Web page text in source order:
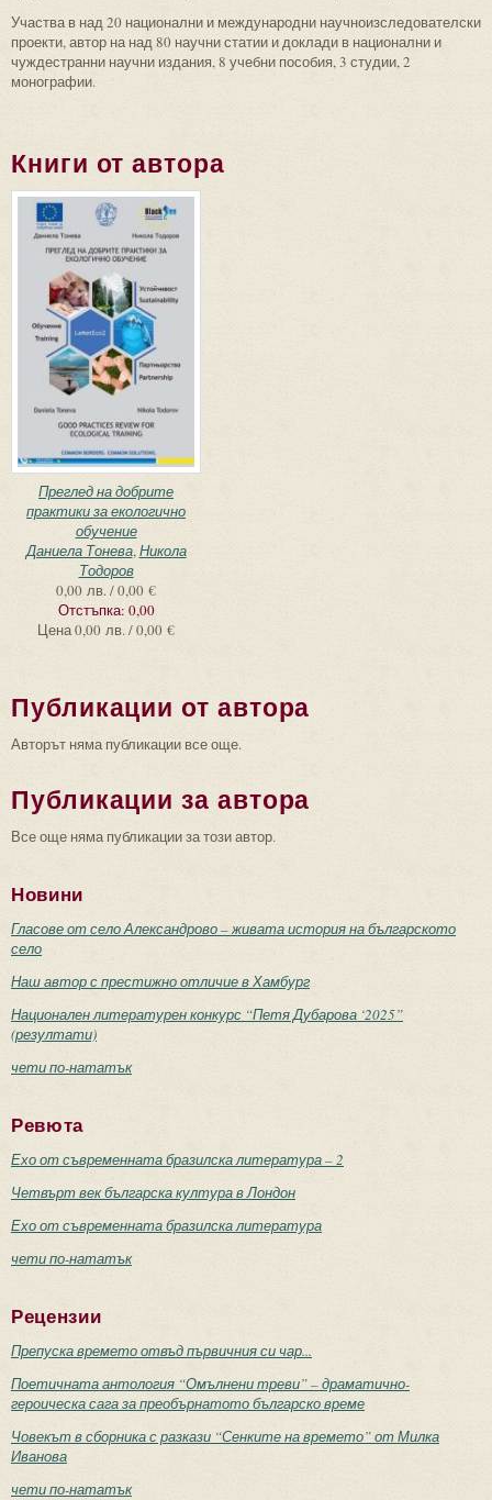
Участва в над 20 национални и международни научноизследователски
проекти, автор на над 80 научни статии и доклади в национални и
чуждестранни научни издания, 8 учебни пособия, 3 студии, 2
монографии.
Книги от автора
Преглед на добрите
практики за екологично
обучение
Даниела Тонева,Никола
Тодоров
0,00 лв. / 0,00 €
Отстъпка: 0,00
Цена0,00 лв. / 0,00 €
Публикации от автора
Авторът няма публикации все още.
Публикации за автора
Все още няма публикации за този автор.
Новини
Гласове от село Александрово – живата история на българското
село
Наш автор с престижно отличие в Хамбург
Национален литературен конкурс “Петя Дубарова ‘2025”
(резултати)
чети по-нататък
Ревюта
Ехо от съвременната бразилска литература – 2
Четвърт век българска култура в Лондон
Ехо от съвременната бразилска литература
чети по-нататък
Рецензии
Препуска времето отвъд първичния си чар...
Поетичната антология “Омълнени треви” – драматично-
героическа сага за преобърнатото българско време
Човекът в сборника с разкази “Сенките на времето” от Милка
Иванова
чети по-нататък